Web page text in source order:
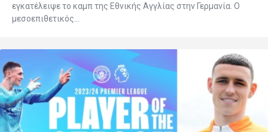
εγκατέλειψε το καμπ της Εθνικής Αγγλίας στην Γερμανία. Ο
μεσοεπιθετικός…